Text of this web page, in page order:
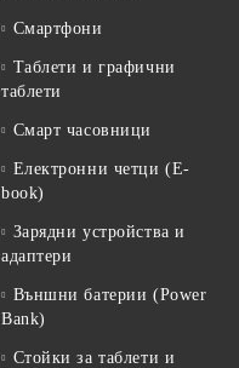
Смартфони
Таблети и графични
таблети
Смарт часовници
Електронни четци (E-
book)
Зарядни устройства и
адаптери
Външни батерии (Power
Bank)
Стойки за таблети и